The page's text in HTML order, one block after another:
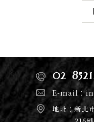
02-
E-mail：
地址：新北